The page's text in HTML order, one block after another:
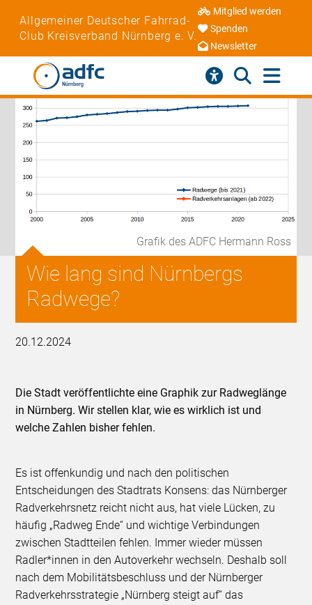
Allgemeiner Deutscher Fahrrad-
Club Kreisverband Nürnberg e. V.
Mitglied werden
Spenden
Newsletter
Grafik des ADFC Hermann Ross
Wie lang sind Nürnbergs
Radwege?
20.12.2024
Die Stadt veröffentlichte eine Graphik zur Radweglänge
in Nürnberg. Wir stellen klar, wie es wirklich ist und
welche Zahlen bisher fehlen.
Es ist offenkundig und nach den politischen
Entscheidungen des Stadtrats Konsens: das Nürnberger
Radverkehrsnetz reicht nicht aus, hat viele Lücken, zu
häufig „Radweg Ende“ und wichtige Verbindungen
zwischen Stadtteilen fehlen. Immer wieder müssen
Radler*innen in den Autoverkehr wechseln. Deshalb soll
nach dem Mobilitätsbeschluss und der Nürnberger
Radverkehrsstrategie „Nürnberg steigt auf“ das